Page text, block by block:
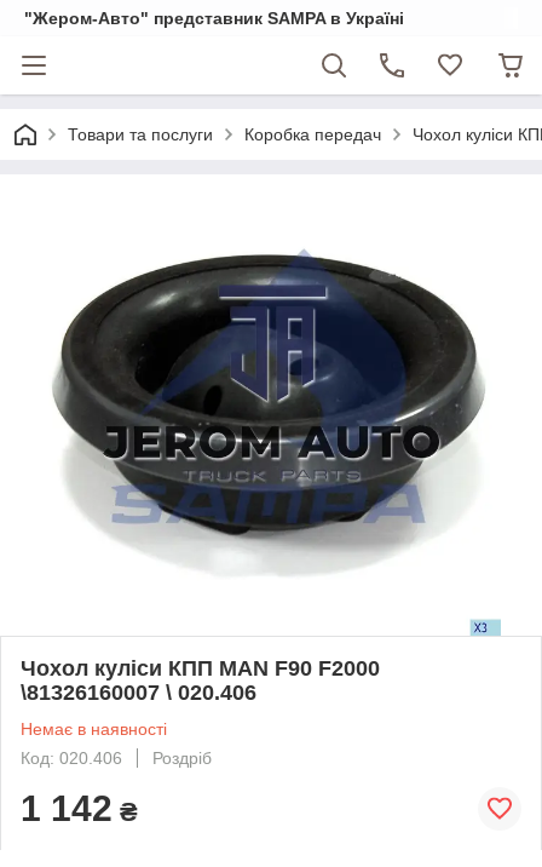
"Жером-Авто" представник SAMPA в Україні
Товари та послуги Коробка передач Чохол куліси
Чохол куліси КПП MAN F90 F2000
\81326160007 \ 020.406
Немає в наявності
Код: 020.406
Роздріб
1 142 ₴